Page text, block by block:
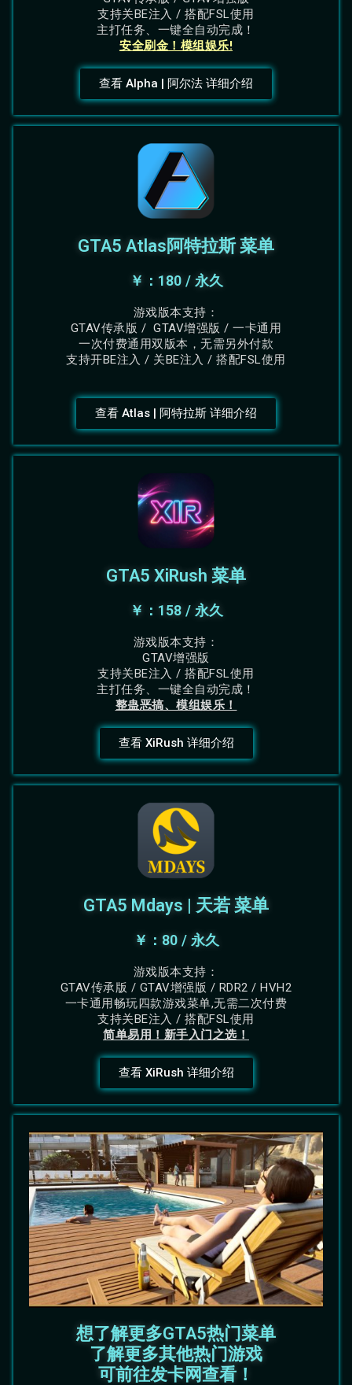
支持关BE注入 / 搭配FSL使用
主打任务、一键全自动完成！
安全刷金！模组娱乐!
查看 Alpha | 阿尔法 详细介绍
GTA5 Atlas阿特拉斯 菜单
￥：180 / 永久
游戏版本支持：
GTAV传承版 / GTAV增强版 / 一卡通用
一次付费通用双版本，无需另外付款
支持开BE注入 / 关BE注入 / 搭配FSL使用
查看 Atlas | 阿特拉斯 详细介绍
GTA5 XiRush 菜单
￥：158 / 永久
游戏版本支持：
GTAV增强版
支持关BE注入 / 搭配FSL使用
主打任务、一键全自动完成！
整蛊恶搞、模组娱乐！
查看 XiRush 详细介绍
GTA5 Mdays | 天若 菜单
￥：80 / 永久
游戏版本支持：
GTAV传承版 / GTAV增强版 / RDR2 / HVH2
一卡通用畅玩四款游戏菜单,无需二次付费
支持关BE注入 / 搭配FSL使用
简单易用！新手入门之选！
查看 XiRush 详细介绍
想了解更多GTA5热门菜单
了解更多其他热门游戏
可前往发卡网查看！